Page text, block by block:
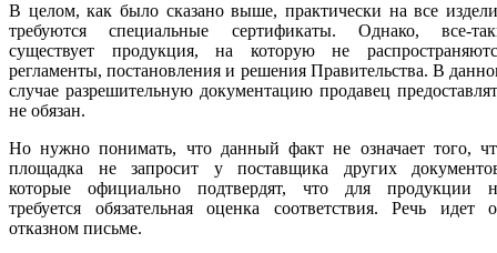
В целом, как было сказано выше, практически на все
требуются специальные сертификаты. Однако, все-
существует продукция, на которую не
регламенты, постановления и решения Правительства. В
случае разрешительную документацию продавец
не обязан.
Но нужно понимать, что данный факт не означает того,
площадка не запросит у поставщика других
которые официально подтвердят, что для продукции
требуется обязательная оценка соответствия. Речь идет
отказном письме.